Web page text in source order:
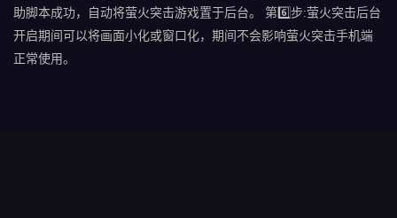
助脚本成功，自动将萤火突击游戏置于后台。 第6️⃣步:萤火突击后台
开启期间可以将画面小化或窗口化，期间不会影响萤火突击手机端
正常使用。